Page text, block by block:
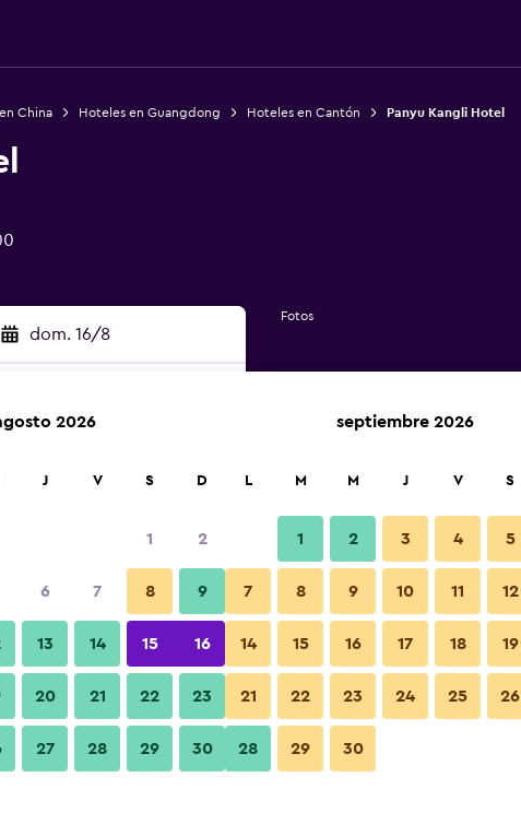
China Hoteles en Guangdong Hoteles en Cantón Panyu Kangli Hotel
dom. 16/8
Ver precios
Ver precios
Fotos
2026
J V S D
1 2
6 7 8 9
13 14 15 16
20 21 22 23
27 28 29 30
septiembre 2026
L M M J V S
1 2 3 4 5
7 8 9 10 11 12
14 15 16 17 18 19
21 22 23 24 25 26
28 29 30